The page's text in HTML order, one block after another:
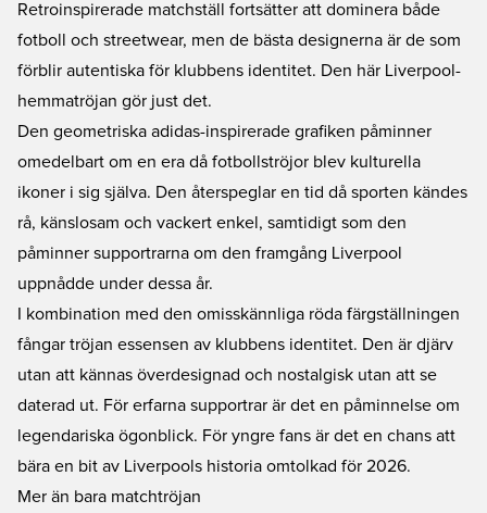
Retroinspirerade matchställ fortsätter att dominera både
fotboll och streetwear, men de bästa designerna är de som
förblir autentiska för klubbens identitet. Den här Liverpool-
hemmatröjan gör just det.
Den geometriska adidas-inspirerade grafiken påminner
omedelbart om en era då fotbollströjor blev kulturella
ikoner i sig själva. Den återspeglar en tid då sporten kändes
rå, känslosam och vackert enkel, samtidigt som den
påminner supportrarna om den framgång Liverpool
uppnådde under dessa år.
I kombination med den omisskännliga röda färgställningen
fångar tröjan essensen av klubbens identitet. Den är djärv
utan att kännas överdesignad och nostalgisk utan att se
daterad ut. För erfarna supportrar är det en påminnelse om
legendariska ögonblick. För yngre fans är det en chans att
bära en bit av Liverpools historia omtolkad för 2026.
Mer än bara matchtröjan